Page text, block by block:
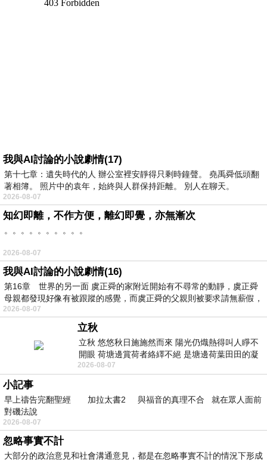
我與AI討論的小說劇情(17)
第十七章：遺失時代的人 辦公室裡安靜得只剩時鐘聲。 堯禹舜低頭翻
著相簿。 照片中的袁年，始終與人群保持距離。 別人在聊天。
2026-08-07
知幻即離，不作方便，離幻即覺，亦無漸次
。。。。。。。。。。
2026-08-07
我與AI討論的小說劇情(16)
第16章 世界的另一面 虞正舜的家附近開始有不尋常的動靜，虞正舜
母親都發現好像有被跟蹤的感覺，而虞正舜的父親則被要求請無薪假，
2026-08-07
立秋
立秋 悠悠秋日施施然而來 陽光仍熾熱得叫人睜不
開眼 荷塘邊賞荷者絡繹不絕 是塘邊荷葉田田的凝
望 風中飄逸的是映日荷花別樣紅
2026-08-07
小記事
早上禱告完翻聖經 加拉太書2 與福音的真理不合 就在眾人面前
對磯法說
2026-08-07
忽略事實不計
大部分的政治意見和社會溝通意見，都是在忽略事實不計的情況下形成